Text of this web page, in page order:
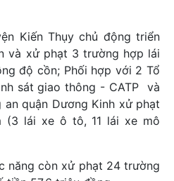
Kiến Thụy chủ động triển
và xử phạt 3 trường hợp lái
độ cồn; Phối hợp với 2 Tổ
sát giao thông - CATP và
quận Dương Kinh xử phạt
(3 lái xe ô tô, 11 lái xe mô
năng còn xử phạt 24 trường